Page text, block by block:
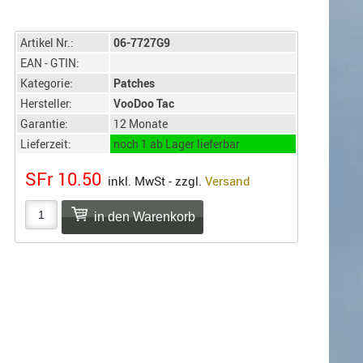
Artikel Nr.:
06-7727G9
EAN - GTIN:
Kategorie:
Patches
Hersteller:
VooDoo Tac
Garantie:
12 Monate
Lieferzeit:
noch 1 ab Lager lieferbar
SFr 10.50 inkl. MwSt - zzgl. Versand